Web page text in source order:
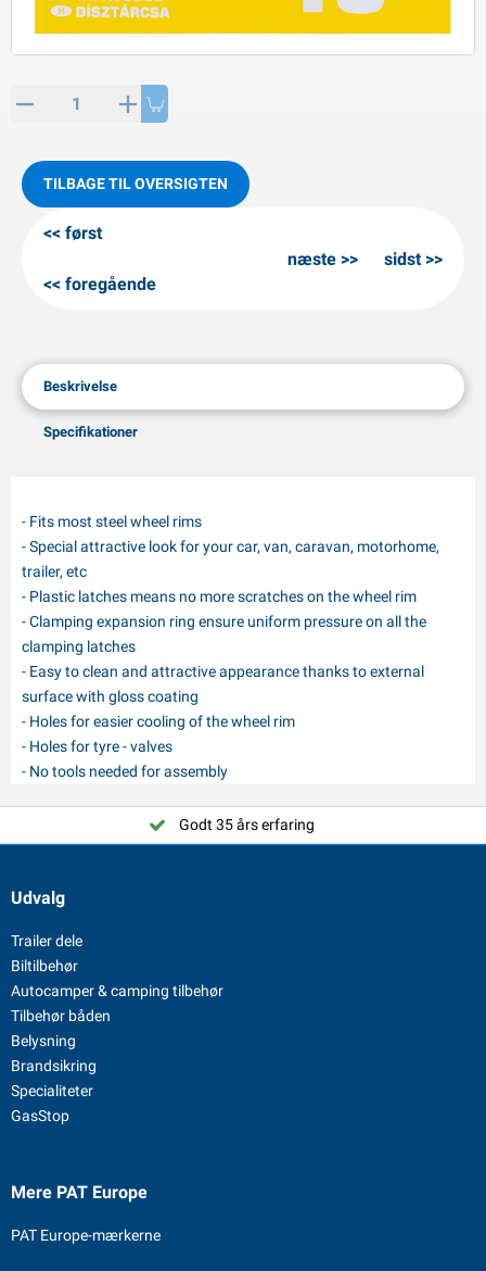
artikler
TILBAGE TIL OVERSIGTEN
først
foregående
næste sidst
Beskrivelse
Specifikationer
- Fits most steel wheel rims
- Special attractive look for your car, van, caravan, motorhome,
trailer, etc
- Plastic latches means no more scratches on the wheel rim
- Clamping expansion ring ensure uniform pressure on all the
clamping latches
- Easy to clean and attractive appearance thanks to external
surface with gloss coating
- Holes for easier cooling of the wheel rim
- Holes for tyre - valves
- No tools needed for assembly
Godt 35 års erfaring
Udvalg
Trailer dele
Biltilbehør
Autocamper & camping tilbehør
Tilbehør båden
Belysning
Brandsikring
Specialiteter
GasStop
Mere PAT Europe
PAT Europe-mærkerne